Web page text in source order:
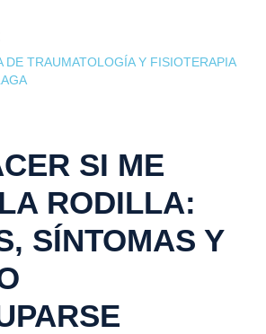
DE TRAUMATOLOGÍA Y FISIOTERAPIA
SI ME
RODILLA:
SÍNTOMAS Y